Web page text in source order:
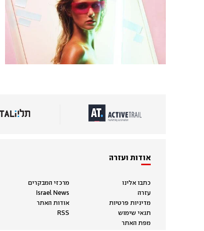
אודות ועזרה
כתבו אלינו
עזרה
מדיניות פרטיות
תנאי שימוש
מפת האתר
מרכזי המבקרים
Israel News
אודות האתר
RSS